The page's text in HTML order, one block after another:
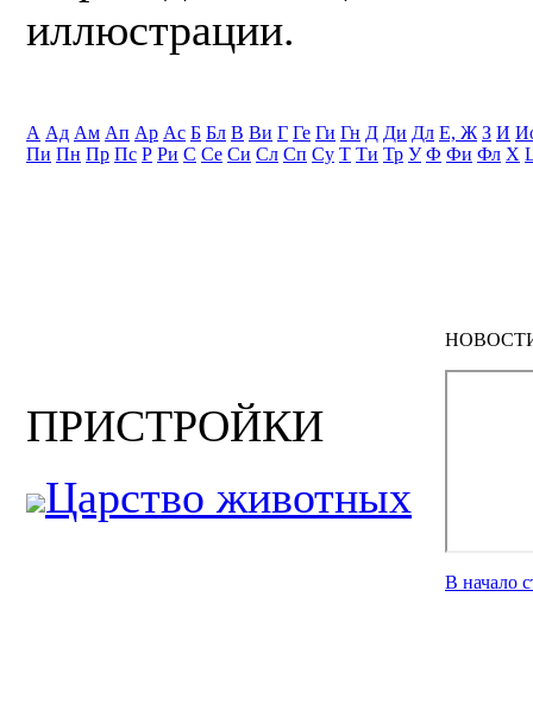
иллюстрации.
А Ад Ам Ап Ар Ас Б Бл В Ви Г Ге Ги Гн Д Ди Дл Е, Ж З И
Пи Пн Пр Пс Р Ри С Се Си Сл Сп Су Т Ти Тр У Ф Фи Фл Х
ПРИСТРОЙКИ
Царство животных
В начало